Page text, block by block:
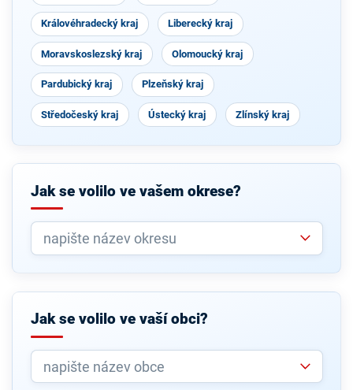
Královéhradecký kraj Liberecký kraj
Moravskoslezský kraj Olomoucký kraj
Pardubický kraj Plzeňský kraj
Středočeský kraj Ústecký kraj Zlínský kraj
Jak se volilo ve vašem okrese?
Jak se volilo ve vaší obci?